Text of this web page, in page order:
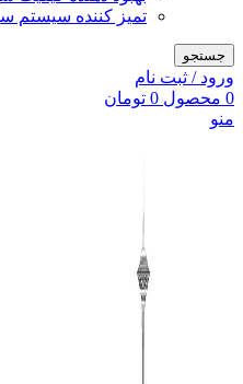
تمیز کننده سیستم
جستجو
ورود / ثبت نام
0 محصول 0 تومان
منو